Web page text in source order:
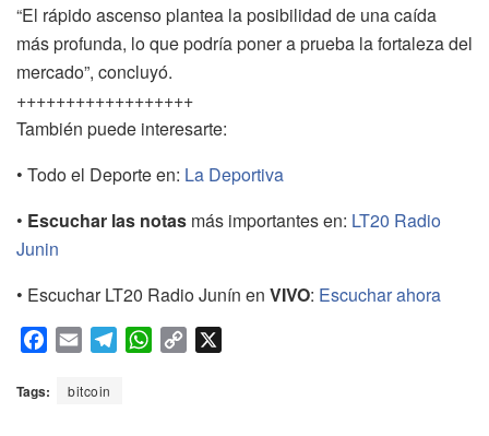
“El rápido ascenso plantea la posibilidad de una caída
más profunda, lo que podría poner a prueba la fortaleza del
mercado”, concluyó.
++++++++++++++++++
También puede interesarte:
• Todo el Deporte en: La Deportiva
• Escuchar las notas más importantes en: LT20 Radio
Junin
• Escuchar LT20 Radio Junín en VIVO: Escuchar ahora
c
a
W
Tags: bitcoin